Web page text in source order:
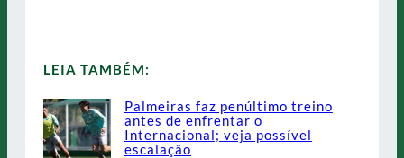
LEIA TAMBÉM:
Palmeiras faz penúltimo treino
antes de enfrentar o
Internacional; veja possível
escalação